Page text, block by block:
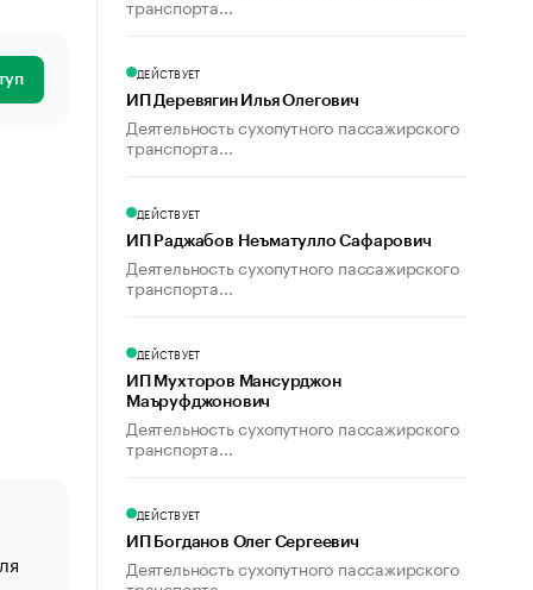
«От спорта тело стареет иначе». Как живет глава
транспорта...
ДЕЙСТВУЕТ
ИП Деревягин Илья Олегович
Деятельность сухопутного пассажирского
транспорта...
ДЕЙСТВУЕТ
ИП Раджабов Неъматулло Сафарович
Деятельность сухопутного пассажирского
транспорта...
ДЕЙСТВУЕТ
ИП Мухторов Мансурджон
Маъруфджонович
Деятельность сухопутного пассажирского
транспорта...
ДЕЙСТВУЕТ
ИП Богданов Олег Сергеевич
Деятельность сухопутного пассажирского